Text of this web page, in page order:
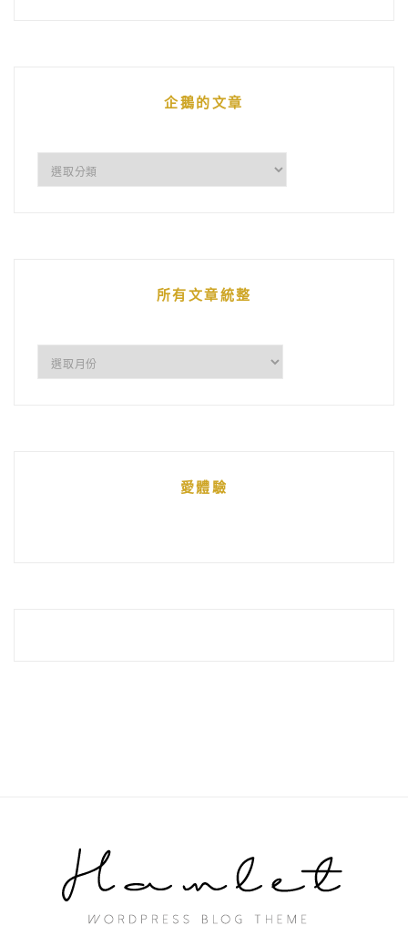
企鵝的文章
所有文章統整
愛體驗